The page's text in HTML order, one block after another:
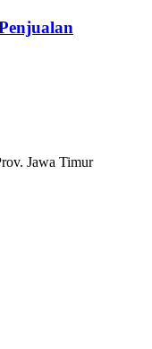
Jawa Timur